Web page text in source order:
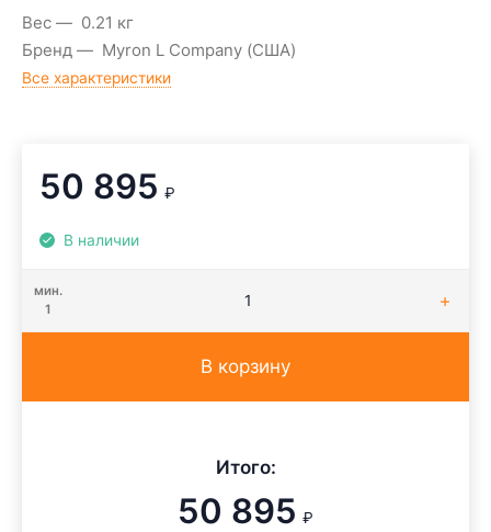
Вес
0.21 кг
Бренд
Myron L Company (США)
Все характеристики
50 895 ₽
В наличии
мин.
1
В корзину
Итого:
50 895 ₽